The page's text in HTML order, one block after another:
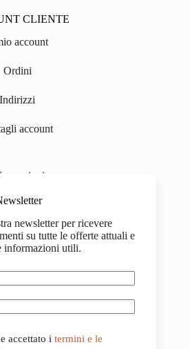
newsletter per ricevere
su tutte le offerte attuali e
informazioni utili.
accettato i termini e le
CLIENTE
account
Ordini
Indirizzi
account
siamo
sull'acquisto
di contratto